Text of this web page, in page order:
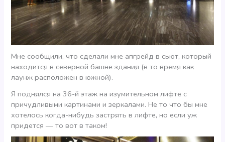
Мне сообщили, что сделали мне апгрейд в сьют, который
находится в северной башне здания (в то время как
лаунж расположен в южной).
Я поднялся на 36-й этаж на изумительном лифте с
причудливыми картинами и зеркалами. Не то что бы мне
хотелось когда-нибудь застрять в лифте, но если уж
придется — то вот в таком!